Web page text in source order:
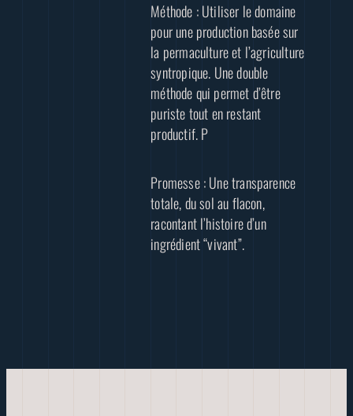
Méthode : Utiliser le domaine
pour une production basée sur
la permaculture et l’agriculture
syntropique. Une double
méthode qui permet d’être
puriste tout en restant
productif. P
Promesse : Une transparence
totale, du sol au flacon,
racontant l’histoire d’un
ingrédient “vivant”.